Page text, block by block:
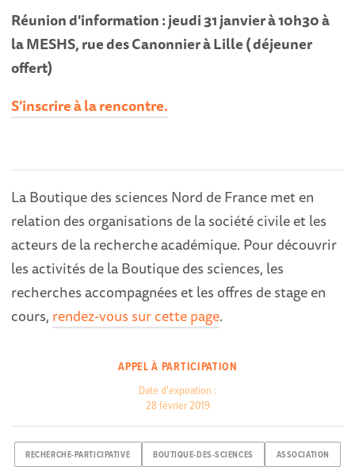
Réunion d'information : jeudi 31 janvier à 10h30 à
la MESHS, rue des Canonnier à Lille ( déjeuner
offert)
S'inscrire à la rencontre.
La Boutique des sciences Nord de France met en
relation des organisations de la société civile et les
acteurs de la recherche académique. Pour découvrir
les activités de la Boutique des sciences, les
recherches accompagnées et les offres de stage en
cours, rendez-vous sur cette page.
APPEL À PARTICIPATION
Date d'expiration :
28 février 2019
RECHERCHE-PARTICIPATIVE BOUTIQUE-DES-SCIENCES ASSOCIATION